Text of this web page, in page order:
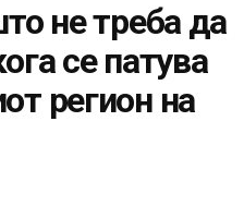
не треба да
се патува
регион на